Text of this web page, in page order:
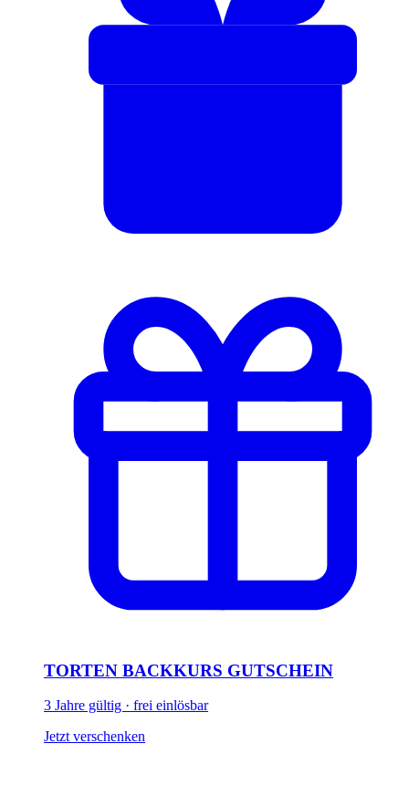
TORTEN BACKKURS GUTSCHEIN
3 Jahre gültig · frei einlösbar
Jetzt verschenken